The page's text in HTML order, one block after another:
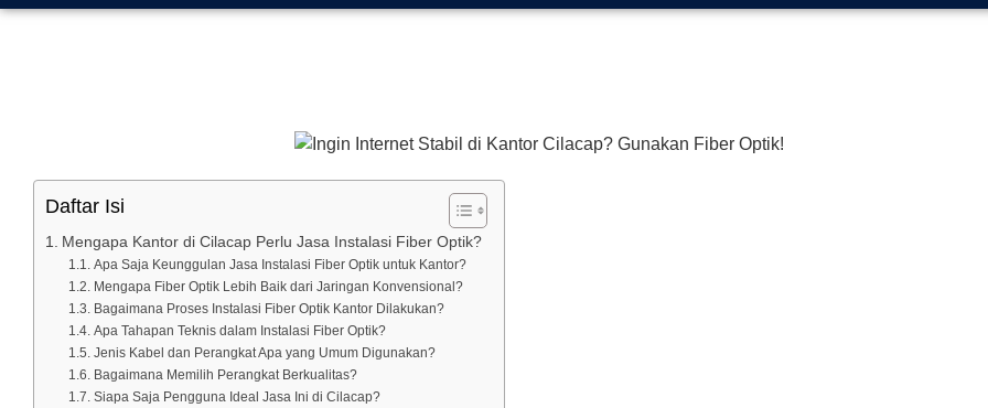
Daftar Isi
Mengapa Kantor di Cilacap Perlu Jasa Instalasi Fiber Optik?
Apa Saja Keunggulan Jasa Instalasi Fiber Optik untuk Kantor?
Mengapa Fiber Optik Lebih Baik dari Jaringan Konvensional?
Bagaimana Proses Instalasi Fiber Optik Kantor Dilakukan?
Apa Tahapan Teknis dalam Instalasi Fiber Optik?
Jenis Kabel dan Perangkat Apa yang Umum Digunakan?
Bagaimana Memilih Perangkat Berkualitas?
Siapa Saja Pengguna Ideal Jasa Ini di Cilacap?